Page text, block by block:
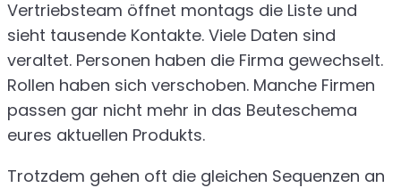
Vertriebsteam öffnet montags die Liste und
sieht tausende Kontakte. Viele Daten sind
veraltet. Personen haben die Firma gewechselt.
Rollen haben sich verschoben. Manche Firmen
passen gar nicht mehr in das Beuteschema
eures aktuellen Produkts.
Trotzdem gehen oft die gleichen Sequenzen an